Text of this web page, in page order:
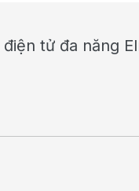
tử đa năng